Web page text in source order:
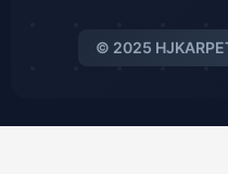
© 2025